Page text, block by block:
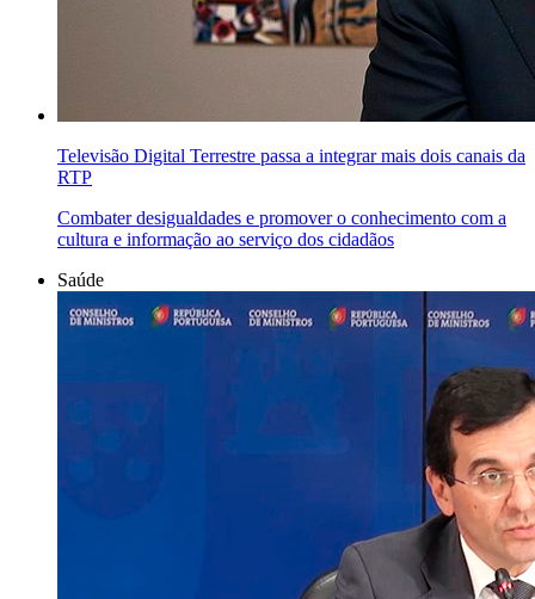
Televisão Digital Terrestre passa a integrar mais dois canais da
RTP
Combater desigualdades e promover o conhecimento com a
cultura e informação ao serviço dos cidadãos
Saúde